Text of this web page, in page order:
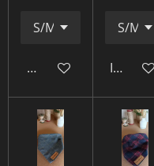
Houd mij op deIn